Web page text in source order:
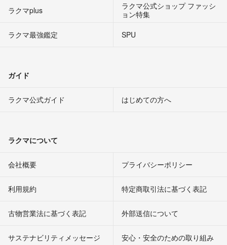
ラクマplus
ラクマ公式ショップ ファッシ
ョン特集
ラクマ最強鑑定
SPU
ガイド
ラクマ公式ガイド はじめての方へ
ラクマについて
会社概要 プライバシーポリシー
利用規約 特定商取引法に基づく表記
古物営業法に基づく表記 外部送信について
サステナビリティメッセージ 安心・安全のための取り組み